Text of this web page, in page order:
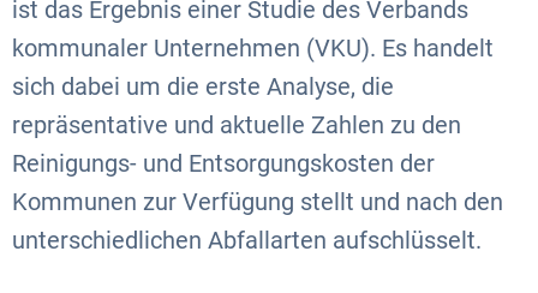
ist das Ergebnis einer Studie des Verbands
kommunaler Unternehmen (VKU). Es handelt
sich dabei um die erste Analyse, die
repräsentative und aktuelle Zahlen zu den
Reinigungs- und Entsorgungskosten der
Kommunen zur Verfügung stellt und nach den
unterschiedlichen Abfallarten aufschlüsselt.